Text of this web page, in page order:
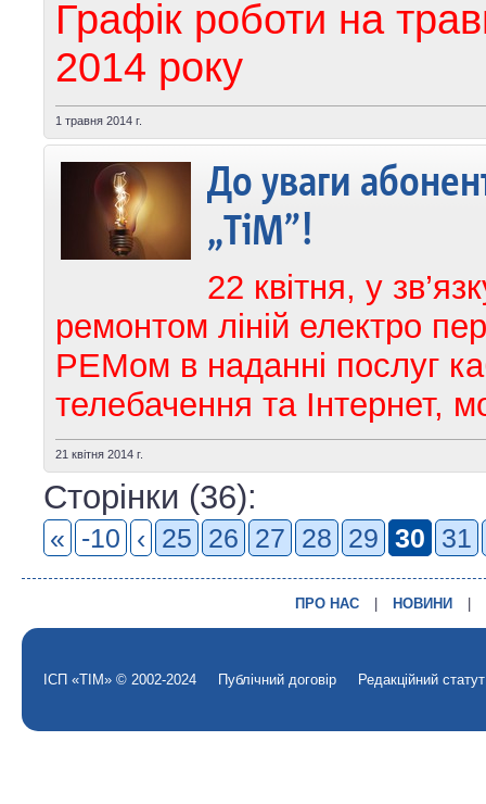
Графік роботи на
2014 року
1 травня 2014 г.
До уваги
„ТіМ”!
22 квітня, у
ремонтом ліній електро
РЕМом в наданні послуг
телебачення та Інтернет,
21 квітня 2014 г.
Сторінки (36):
« -10 ‹ 25 26 27 28 29 30 31
ПРО НАС НОВИНИ
ІСП «ТІМ» © 2002-2024 Публічний договір Редакційний статут